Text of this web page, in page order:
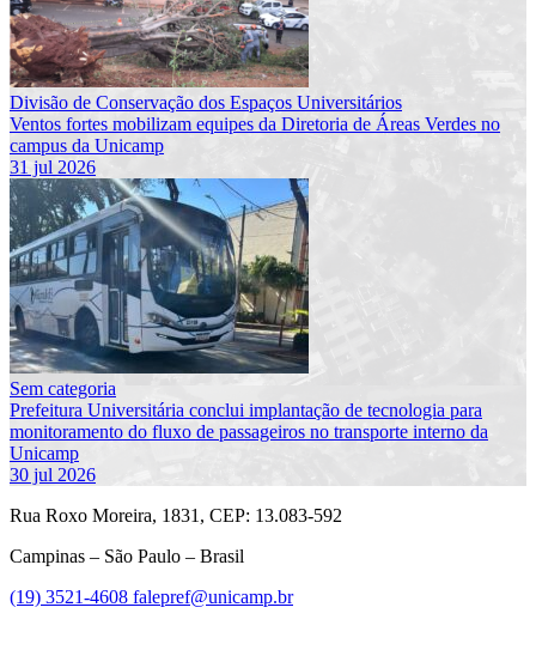
Divisão de Conservação dos Espaços Universitários
Ventos fortes mobilizam equipes da Diretoria de Áreas Verdes no
campus da Unicamp
31 jul 2026
Sem categoria
Prefeitura Universitária conclui implantação de tecnologia para
monitoramento do fluxo de passageiros no transporte interno da
Unicamp
30 jul 2026
Rua Roxo Moreira, 1831, CEP: 13.083-592
Campinas – São Paulo – Brasil
(19) 3521-4608 falepref@unicamp.br